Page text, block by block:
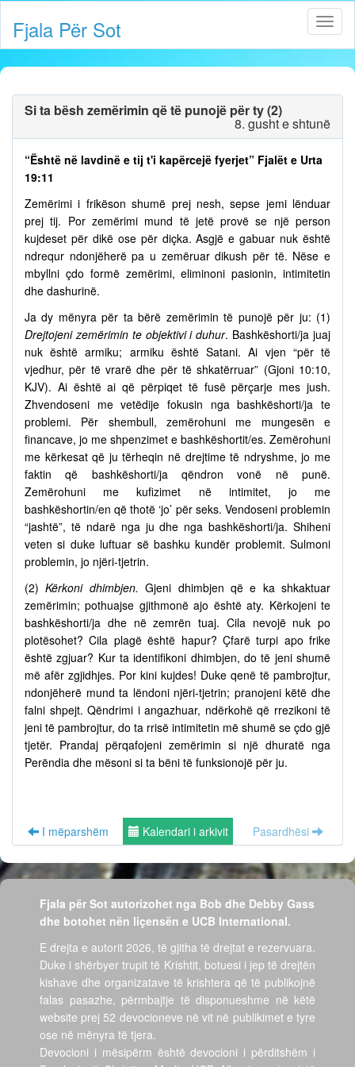
Fjala Për Sot
Si ta bësh zemërimin që të punojë për ty (2)
8. gusht e shtunë
“Është në lavdinë e tij t'i kapërcejë fyerjet” Fjalët e Urta
19:11
Zemërimi i frikëson shumë prej nesh, sepse jemi lënduar
prej tij. Por zemërimi mund të jetë provë se një person
kujdeset për dikë ose për diçka. Asgjë e gabuar nuk është
ndrequr ndonjëherë pa u zemëruar dikush për të. Nëse e
mbyllni çdo formë zemërimi, eliminoni pasionin, intimitetin
dhe dashurinë.
Ja dy mënyra për ta bërë zemërimin të punojë për ju: (1)
Drejtojeni zemërimin te objektivi i duhur. Bashkëshorti/ja juaj
nuk është armiku; armiku është Satani. Ai vjen “për të
vjedhur, për të vrarë dhe për të shkatërruar” (Gjoni 10:10,
KJV). Ai është ai që përpiqet të fusë përçarje mes jush.
Zhvendoseni me vetëdije fokusin nga bashkëshorti/ja te
problemi. Për shembull, zemërohuni me mungesën e
financave, jo me shpenzimet e bashkëshortit/es. Zemërohuni
me kërkesat që ju tërheqin në drejtime të ndryshme, jo me
faktin që bashkëshorti/ja qëndron vonë në punë.
Zemërohuni me kufizimet në intimitet, jo me
bashkëshortin/en që thotë ‘jo’ për seks. Vendoseni problemin
“jashtë”, të ndarë nga ju dhe nga bashkëshorti/ja. Shiheni
veten si duke luftuar së bashku kundër problemit. Sulmoni
problemin, jo njëri-tjetrin.
(2)Kërkoni dhimbjen. Gjeni dhimbjen që e ka shkaktuar
zemërimin; pothuajse gjithmonë ajo është aty. Kërkojeni te
bashkëshorti/ja dhe në zemrën tuaj. Cila nevojë nuk po
plotësohet? Cila plagë është hapur? Çfarë turpi apo frike
është zgjuar? Kur ta identifikoni dhimbjen, do të jeni shumë
më afër zgjidhjes. Por kini kujdes! Duke qenë të pambrojtur,
ndonjëherë mund ta lëndoni njëri-tjetrin; pranojeni këtë dhe
falni shpejt. Qëndrimi i angazhuar, ndërkohë që rrezikoni të
jeni të pambrojtur, do ta rrisë intimitetin më shumë se çdo gjë
tjetër. Prandaj përqafojeni zemërimin si një dhuratë nga
Perëndia dhe mësoni si ta bëni të funksionojë për ju.
I mëparshëm Kalendari i arkivit Pasardhësi
Fjala për Sot autorizohet nga Bob dhe Debby Gass
dhe botohet nën liçensën e UCB International.
E drejta e autorit 2026, të gjitha të drejtat e rezervuara.
Duke i shërbyer trupit të Krishtit, botuesi i jep të drejtën
kishave dhe organizatave të krishtera që të publikojnë
falas pasazhe, përmbajtje të disponueshme në këtë
website prej 52 devocioneve në vit në publikimet e tyre
ose në mënyra të tjera.
Devocioni i mësipërm është devocioni i përditshëm i